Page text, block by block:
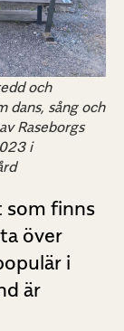
och
dans, sång och
Raseborgs
i
som finns
över
i
är